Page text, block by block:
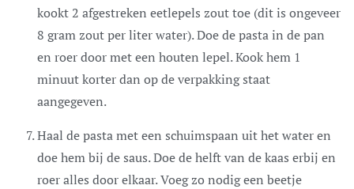
kookt 2 afgestreken eetlepels zout toe (dit is ongeveer
8 gram zout per liter water). Doe de pasta in de pan
en roer door met een houten lepel. Kook hem 1
minuut korter dan op de verpakking staat
aangegeven.
Haal de pasta met een schuimspaan uit het water en
doe hem bij de saus. Doe de helft van de kaas erbij en
roer alles door elkaar. Voeg zo nodig een beetje